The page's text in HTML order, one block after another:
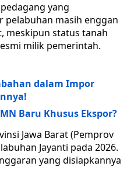
yang
pelabuhan masih enggan
meskipun status tanah
milik pemerintah.
dalam Impor
Baru Khusus Ekspor?
Jawa Barat (Pemprov
Jayanti pada 2026.
yang disiapkannya